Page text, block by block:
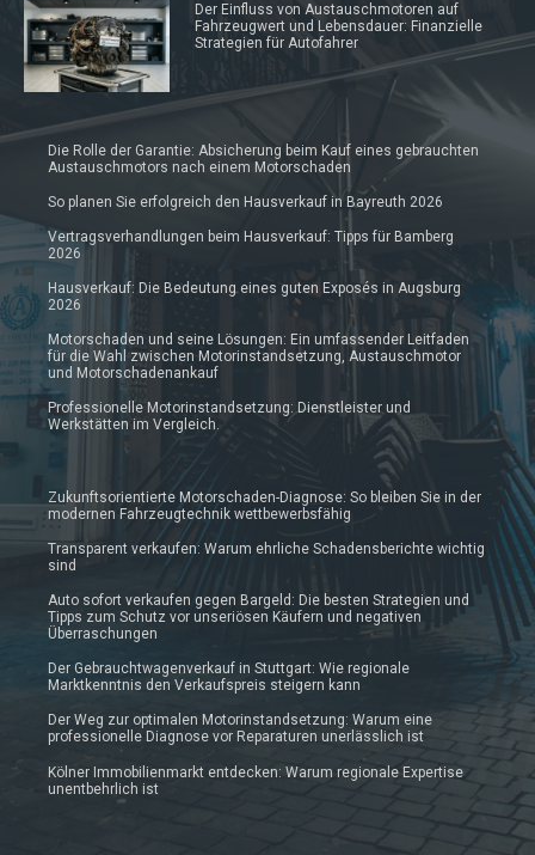
Der Einfluss von Austauschmotoren auf
Fahrzeugwert und Lebensdauer: Finanzielle
Strategien für Autofahrer
Die Rolle der Garantie: Absicherung beim Kauf eines gebrauchten
Austauschmotors nach einem Motorschaden
So planen Sie erfolgreich den Hausverkauf in Bayreuth 2026
Vertragsverhandlungen beim Hausverkauf: Tipps für Bamberg
2026
Hausverkauf: Die Bedeutung eines guten Exposés in Augsburg
2026
Motorschaden und seine Lösungen: Ein umfassender Leitfaden
für die Wahl zwischen Motorinstandsetzung, Austauschmotor
und Motorschadenankauf
Professionelle Motorinstandsetzung: Dienstleister und
Werkstätten im Vergleich.
Zukunftsorientierte Motorschaden-Diagnose: So bleiben Sie in der
modernen Fahrzeugtechnik wettbewerbsfähig
Transparent verkaufen: Warum ehrliche Schadensberichte wichtig
sind
Auto sofort verkaufen gegen Bargeld: Die besten Strategien und
Tipps zum Schutz vor unseriösen Käufern und negativen
Überraschungen
Der Gebrauchtwagenverkauf in Stuttgart: Wie regionale
Marktkenntnis den Verkaufspreis steigern kann
Der Weg zur optimalen Motorinstandsetzung: Warum eine
professionelle Diagnose vor Reparaturen unerlässlich ist
Kölner Immobilienmarkt entdecken: Warum regionale Expertise
unentbehrlich ist